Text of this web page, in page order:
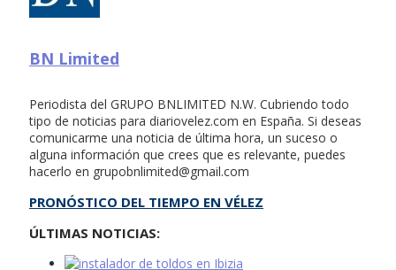
BN Limited
Periodista del GRUPO BNLIMITED N.W. Cubriendo todo
tipo de noticias para diariovelez.com en España. Si deseas
comunicarme una noticia de última hora, un suceso o
alguna información que crees que es relevante, puedes
hacerlo en grupobnlimited@gmail.com
PRONÓSTICO DEL TIEMPO EN VÉLEZ
ÚLTIMAS NOTICIAS: